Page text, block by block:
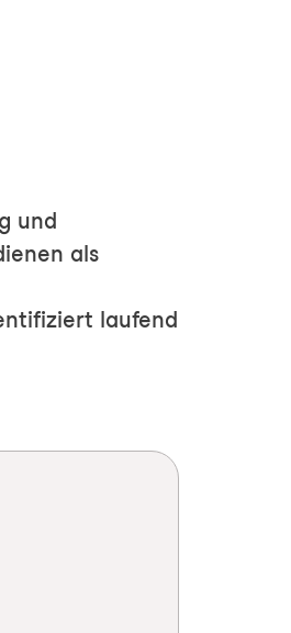
und
als
laufend